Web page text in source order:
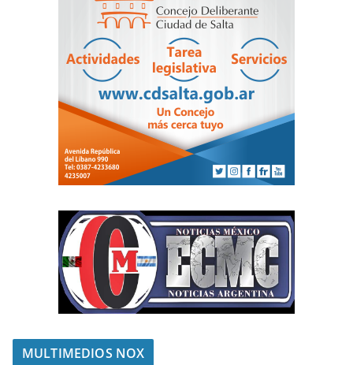
MULTIMEDIOS NOX